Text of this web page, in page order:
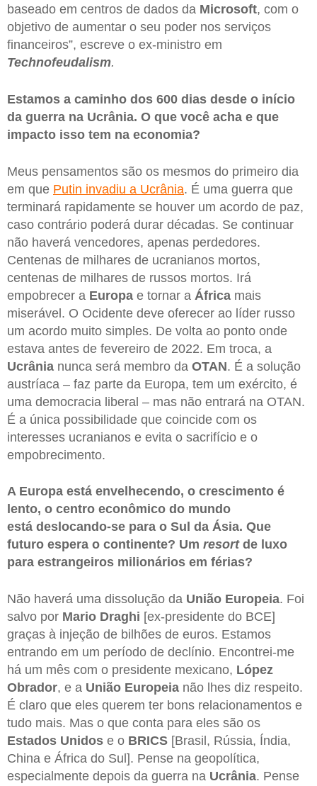
baseado em centros de dados da Microsoft, com o
objetivo de aumentar o seu poder nos serviços
financeiros”, escreve o ex-ministro em
Technofeudalism.
Estamos a caminho dos 600 dias desde o início
da guerra na Ucrânia. O que você acha e que
impacto isso tem na economia?
Meus pensamentos são os mesmos do primeiro dia
em que Putin invadiu a Ucrânia. É uma guerra que
terminará rapidamente se houver um acordo de paz,
caso contrário poderá durar décadas. Se continuar
não haverá vencedores, apenas perdedores.
Centenas de milhares de ucranianos mortos,
centenas de milhares de russos mortos. Irá
empobrecer a Europa e tornar a África mais
miserável. O Ocidente deve oferecer ao líder russo
um acordo muito simples. De volta ao ponto onde
estava antes de fevereiro de 2022. Em troca, a
Ucrânia nunca será membro da OTAN. É a solução
austríaca – faz parte da Europa, tem um exército, é
uma democracia liberal – mas não entrará na OTAN.
É a única possibilidade que coincide com os
interesses ucranianos e evita o sacrifício e o
empobrecimento.
A Europa está envelhecendo, o crescimento é
lento, o centro econômico do mundo
está deslocando-se para o Sul da Ásia. Que
futuro espera o continente? Um resortde luxo
para estrangeiros milionários em férias?
Não haverá uma dissolução da União Europeia. Foi
salvo por Mario Draghi [ex-presidente do BCE]
graças à injeção de bilhões de euros. Estamos
entrando em um período de declínio. Encontrei-me
há um mês com o presidente mexicano, López
Obrador, e a União Europeia não lhes diz respeito.
É claro que eles querem ter bons relacionamentos e
tudo mais. Mas o que conta para eles são os
Estados Unidos e o BRICS [Brasil, Rússia, Índia,
China e África do Sul]. Pense na geopolítica,
especialmente depois da guerra na Ucrânia. Pense